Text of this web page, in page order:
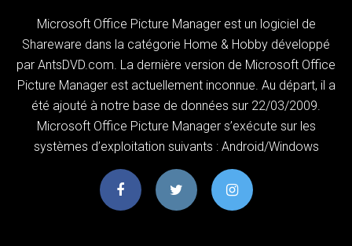
Microsoft Office Picture Manager est un logiciel de
Shareware dans la catégorie Home & Hobby développé
par AntsDVD.com. La dernière version de Microsoft Office
Picture Manager est actuellement inconnue. Au départ, il a
été ajouté à notre base de données sur 22/03/2009.
Microsoft Office Picture Manager s’exécute sur les
systèmes d’exploitation suivants : Android/Windows